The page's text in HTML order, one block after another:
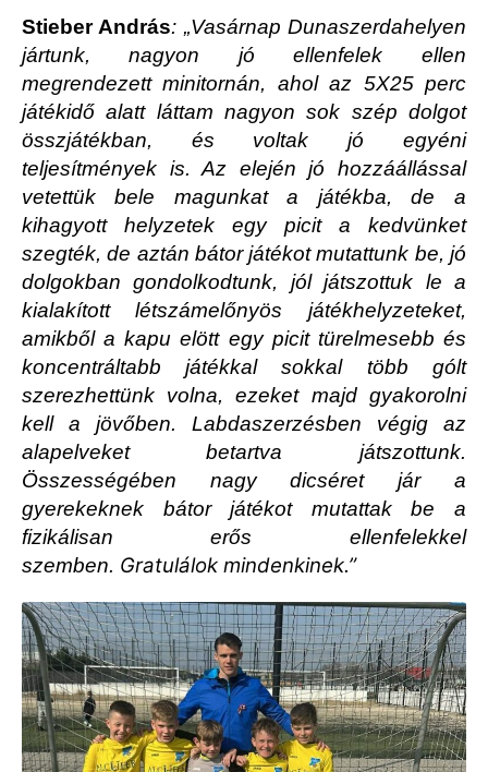
Stieber András: „Vasárnap Dunaszerdahelyen
jártunk, nagyon jó ellenfelek ellen
megrendezett minitornán, ahol az 5X25 perc
játékidő alatt láttam nagyon sok szép dolgot
összjátékban, és voltak jó egyéni
teljesítmények is. Az elején jó hozzáállással
vetettük bele magunkat a játékba, de a
kihagyott helyzetek egy picit a kedvünket
szegték, de aztán bátor játékot mutattunk be, jó
dolgokban gondolkodtunk, jól játszottuk le a
kialakított létszámelőnyös játékhelyzeteket,
amikből a kapu elött egy picit türelmesebb és
koncentráltabb játékkal sokkal több gólt
szerezhettünk volna, ezeket majd gyakorolni
kell a jövőben. Labdaszerzésben végig az
alapelveket betartva játszottunk.
Összességében nagy dicséret jár a
gyerekeknek bátor játékot mutattak be a
fizikálisan erős ellenfelekkel
szemben. Gratulálok mindenkinek.”